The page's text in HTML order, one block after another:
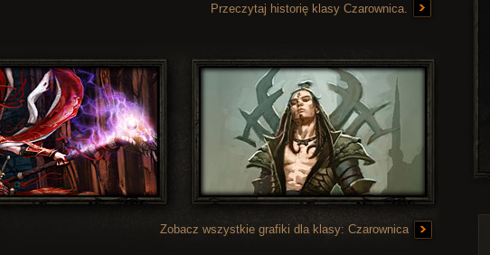
Przeczytaj historię klasy Czarownica.
Zobacz wszystkie grafiki dla klasy: Czarownica